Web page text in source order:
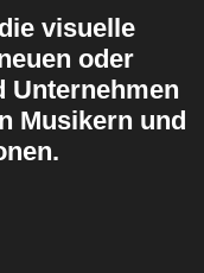
visuelle
oder
Unternehmen
Musikern und